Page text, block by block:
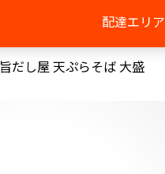
配達エリア
旨だし屋 天ぷらそば 大盛